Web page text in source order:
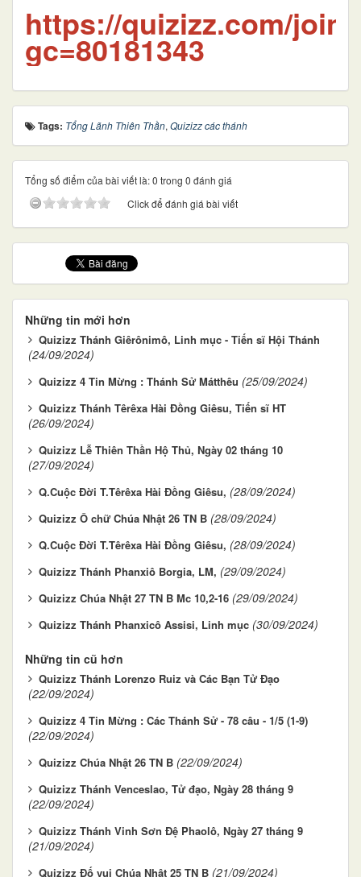
https://quizizz.com/join?
gc=80181343
Tags: Tổng Lãnh Thiên Thần, Quizizz các thánh
Tổng số điểm của bài viết là: 0 trong 0 đánh giá
Click để đánh giá bài viết
Những tin mới hơn
Quizizz Thánh Giêrônimô, Linh mục - Tiến sĩ Hội Thánh
(24/09/2024)
Quizizz 4 Tin Mừng : Thánh Sử Mátthêu (25/09/2024)
Quizizz Thánh Têrêxa Hài Ðồng Giêsu, Tiến sĩ HT
(26/09/2024)
Quizizz Lễ Thiên Thần Hộ Thủ, Ngày 02 tháng 10
(27/09/2024)
Q.Cuộc Đời T.Têrêxa Hài Ðồng Giêsu, (28/09/2024)
Quizizz Ô chữ Chúa Nhật 26 TN B (28/09/2024)
Q.Cuộc Đời T.Têrêxa Hài Ðồng Giêsu, (28/09/2024)
Quizizz Thánh Phanxiô Borgia, LM, (29/09/2024)
Quizizz Chúa Nhật 27 TN B Mc 10,2-16 (29/09/2024)
Quizizz Thánh Phanxicô Assisi, Linh mục (30/09/2024)
Những tin cũ hơn
Quizizz Thánh Lorenzo Ruiz và Các Bạn Tử Đạo
(22/09/2024)
Quizizz 4 Tin Mừng : Các Thánh Sử - 78 câu - 1/5 (1-9)
(22/09/2024)
Quizizz Chúa Nhật 26 TN B (22/09/2024)
Quizizz Thánh Venceslao, Tử đạo, Ngày 28 tháng 9
(22/09/2024)
Quizizz Thánh Vinh Sơn Đệ Phaolô, Ngày 27 tháng 9
(21/09/2024)
Quizizz Đố vui Chúa Nhật 25 TN B (21/09/2024)